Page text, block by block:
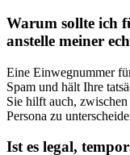
Warum sollte ich
anstelle meiner
Eine Einwegnummer
Spam und hält Ihre
Sie hilft auch,
Persona zu
Ist es legal,